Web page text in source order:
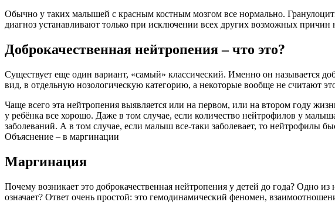
Обычно у таких малышей с красным костным мозгом все нормально.
диагноз устанавливают только при исключении всех других возможных
Доброкачественная нейтропения – что это?
Существует еще один вариант, «самый» классический. Именно он называется
вид, в отдельную нозологическую категорию, а некоторые вообще не считают
Чаще всего эта нейтропения выявляется или на первом, или на втором году
у ребёнка все хорошо. Даже в том случае, если количество нейтрофилов у
заболеваний. А в том случае, если малыш все-таки заболевает, то нейтрофилы
Объяснение – в маргинации
Маргинация
Почему возникает это доброкачественная нейтропения у детей до года? Одно
означает? Ответ очень простой: это гемодинамический феномен,